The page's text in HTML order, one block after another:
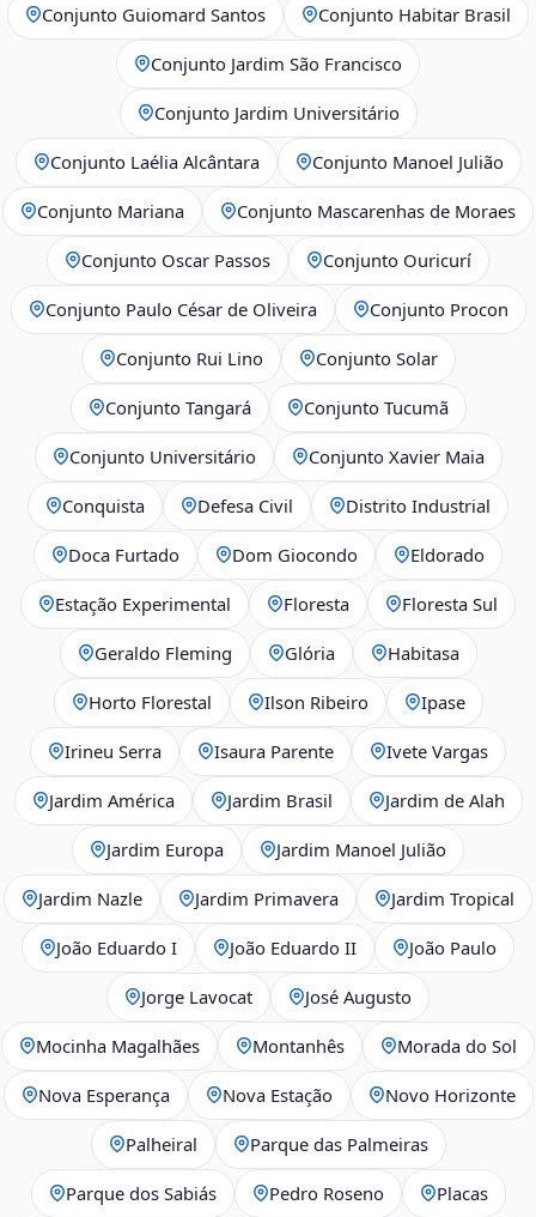
Conjunto Guiomard Santos Conjunto Habitar Brasil
Conjunto Jardim São Francisco
Conjunto Jardim Universitário
Conjunto Laélia Alcântara Conjunto Manoel Julião
Conjunto Mariana Conjunto Mascarenhas de Moraes
Conjunto Oscar Passos Conjunto Ouricurí
Conjunto Paulo César de Oliveira Conjunto Procon
Conjunto Rui Lino Conjunto Solar
Conjunto Tangará Conjunto Tucumã
Conjunto Universitário Conjunto Xavier Maia
Conquista Defesa Civil Distrito Industrial
Doca Furtado Dom Giocondo Eldorado
Estação Experimental Floresta Floresta Sul
Geraldo Fleming Glória Habitasa
Horto Florestal Ilson Ribeiro Ipase
Irineu Serra Isaura Parente Ivete Vargas
Jardim América Jardim Brasil Jardim de Alah
Jardim Europa Jardim Manoel Julião
Jardim Nazle Jardim Primavera Jardim Tropical
João Eduardo I João Eduardo II João Paulo
Jorge Lavocat José Augusto
Mocinha Magalhães Montanhês Morada do Sol
Nova Esperança Nova Estação Novo Horizonte
Palheiral Parque das Palmeiras
Parque dos Sabiás Pedro Roseno Placas